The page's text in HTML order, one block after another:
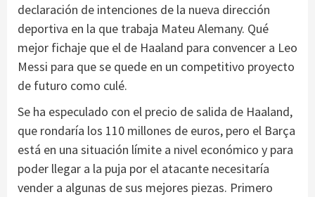
declaración de intenciones de la nueva dirección
deportiva en la que trabaja Mateu Alemany. Qué
mejor fichaje que el de Haaland para convencer a Leo
Messi para que se quede en un competitivo proyecto
de futuro como culé.
Se ha especulado con el precio de salida de Haaland,
que rondaría los 110 millones de euros, pero el Barça
está en una situación límite a nivel económico y para
poder llegar a la puja por el atacante necesitaría
vender a algunas de sus mejores piezas. Primero